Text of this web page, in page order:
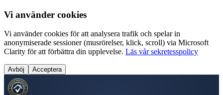
Vi använder cookies
Vi använder cookies för att analysera trafik och spelar in
anonymiserade sessioner (musrörelser, klick, scroll) via Microsoft
Clarity för att förbättra din upplevelse. Läs vår sekretesspolicy
Avböj Acceptera